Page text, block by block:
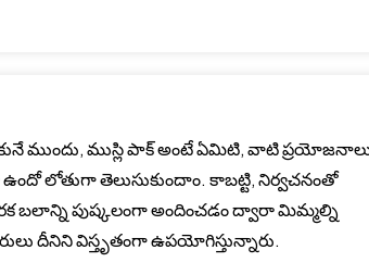
ముందు, ముస్లి పాక్ అంటే ఏమిటి, వాటి
తెలుసుకుందాం. కాబట్టి, నిర్వచనంతో
బలాన్ని పుష్కలంగా అందించడం ద్వారా మిమ్మల్ని
దీనిని విస్తృతంగా ఉపయోగిస్తున్నారు.